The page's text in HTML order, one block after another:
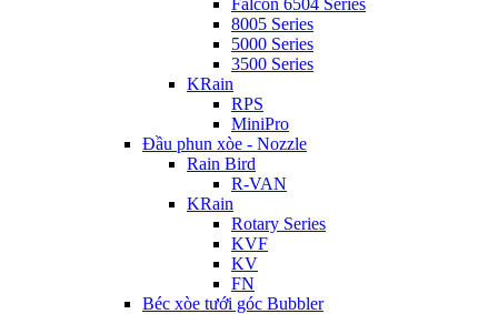
Falcon 6504 Series
8005 Series
5000 Series
3500 Series
KRain
RPS
MiniPro
Đầu phun xòe - Nozzle
Rain Bird
R-VAN
KRain
Rotary Series
KVF
KV
FN
Béc xòe tưới góc Bubbler